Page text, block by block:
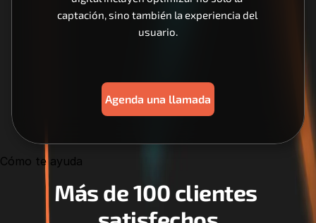
captación, sino también la experiencia del
usuario.
Agenda una llamada
Cómo te ayuda
Más de 100 clientes